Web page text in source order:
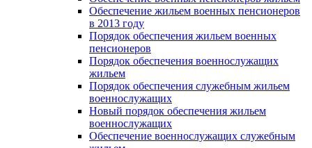
Обеспечение жильем военных пенсионеров
в 2013 году
Порядок обеспечения жильем военных
пенсионеров
Порядок обеспечения военнослужащих
жильем
Порядок обеспечения служебным жильем
военнослужащих
Новый порядок обеспечения жильем
военнослужащих
Обеспечение военнослужащих служебным